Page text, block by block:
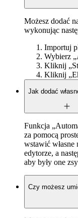
Możesz dodać
wykonując
Importuj
Wybierz
Kliknij
Kliknij
Jak dodać
Funkcja
za pomocą
wstawić
edytorze, a
aby były one
Czy możesz